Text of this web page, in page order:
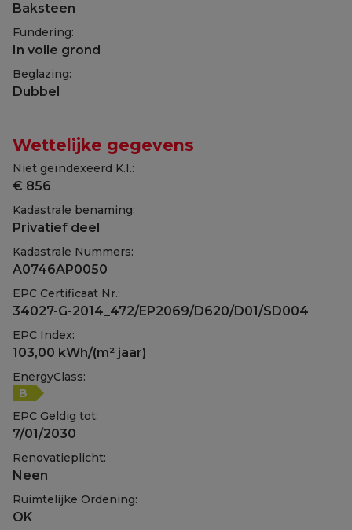
Baksteen
Fundering:
In volle grond
Beglazing:
Dubbel
Wettelijke gegevens
Niet geïndexeerd K.I.:
€ 856
Kadastrale benaming:
Privatief deel
Kadastrale Nummers:
A0746AP0050
EPC Certificaat Nr.:
34027-G-2014_472/EP2069/D620/D01/SD004
EPC Index:
103,00 kWh/(m² jaar)
EnergyClass:
B
EPC Geldig tot:
7/01/2030
Renovatieplicht:
Neen
Ruimtelijke Ordening:
OK